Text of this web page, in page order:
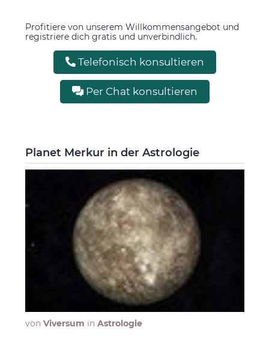
Profitiere von unserem Willkommensangebot und
registriere dich gratis und unverbindlich.
Telefonisch konsultieren
Per Chat konsultieren
Planet Merkur in der Astrologie
von Viversum in Astrologie